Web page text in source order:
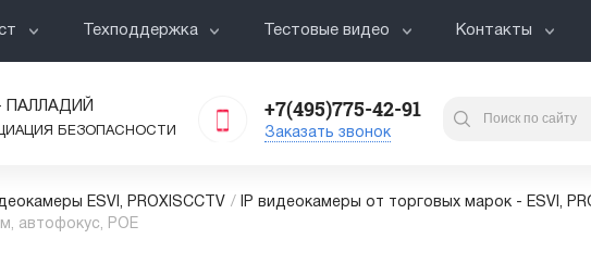
Техподдержка Тестовые видео Контакты
ПАЛЛАДИЙ
БЕЗОПАСНОСТИ
+7(495)775-42-91
Заказать звонок
ESVI, PROXISCCTV /
IP видеокамеры от торговых марок - ESVI,
автофокус, POE